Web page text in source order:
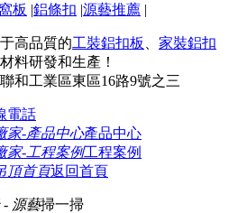
板 |鋁條扣 |源藝推薦 |
高品質的工裝鋁扣板
家裝鋁扣
材料研發和生產！
和工業區東區16路9號之三
電話
產品中心
工程案例
返回首頁
掃一掃